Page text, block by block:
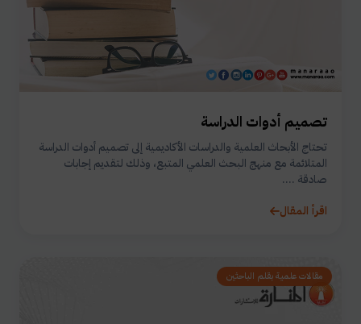
تصميم أدوات الدراسة
تحتاج الأبحاث العلمية والدراسات الأكاديمية إلى تصميم أدوات الدراسة
المتلائمة مع منهج البحث العلمي المتبع، وذلك لتقديم إجابات
صادقة ....
اقرأ المقال
مقالات علمية بقلم الباحثين